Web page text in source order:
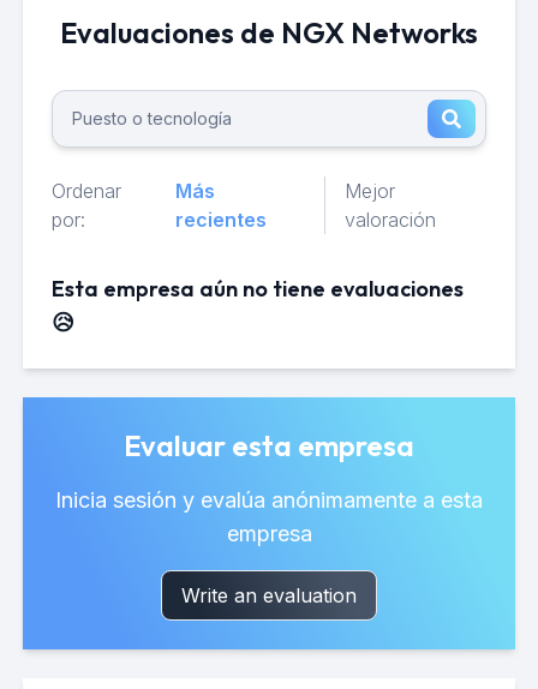
Evaluaciones de NGX Networks
Ordenar
por:
Más
recientes
Mejor
valoración
Esta empresa aún no tiene evaluaciones
😥
Evaluar esta empresa
Inicia sesión y evalúa anónimamente a esta
empresa
Write an evaluation